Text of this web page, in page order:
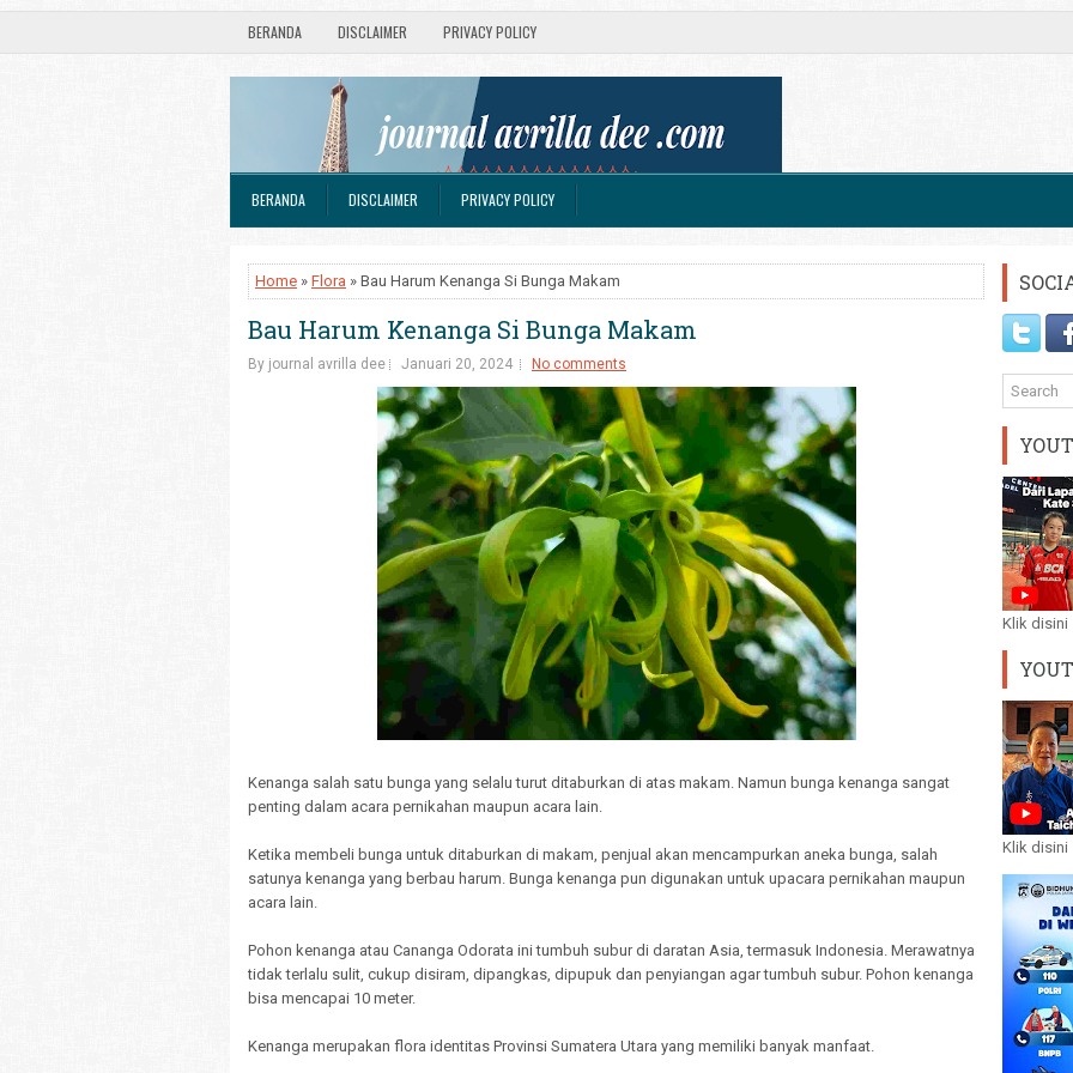
BERANDA DISCLAIMER PRIVACY POLICY
BERANDA DISCLAIMER PRIVACY POLICY
Home » Flora » Bau Harum Kenanga Si Bunga Makam
Bau Harum Kenanga Si Bunga Makam
By journal avrilla dee Januari 20, 2024 No comments
Kenanga salah satu bunga yang selalu turut ditaburkan di atas makam. Namun bunga kenanga sangat
penting dalam acara pernikahan maupun acara lain.
Ketika membeli bunga untuk ditaburkan di makam, penjual akan mencampurkan aneka bunga, salah
satunya kenanga yang berbau harum. Bunga kenanga pun digunakan untuk upacara pernikahan maupun
acara lain.
Pohon kenanga atau Cananga Odorata ini tumbuh subur di daratan Asia, termasuk Indonesia. Merawatnya
tidak terlalu sulit, cukup disiram, dipangkas, dipupuk dan penyiangan agar tumbuh subur. Pohon kenanga
bisa mencapai 10 meter.
Kenanga merupakan flora identitas Provinsi Sumatera Utara yang memiliki banyak manfaat.
Klik disini
Klik disini